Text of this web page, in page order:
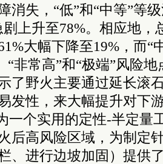
消失，“低”和“中等”等
上升至78%。相应地，
大幅下降至19%，而“
“非常高”和“极端”风险地
了野火主要通过延长滚
发性，来大幅提升对下
一个实用的定性-半定量
后高风险区域，为制定
、进行边坡加固）提供